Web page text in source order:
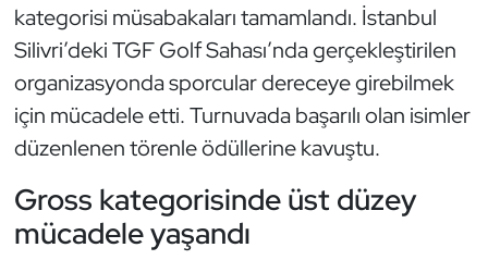
kategorisi müsabakaları tamamlandı. İstanbul
Silivri’deki TGF Golf Sahası’nda gerçekleştirilen
organizasyonda sporcular dereceye girebilmek
için mücadele etti. Turnuvada başarılı olan isimler
düzenlenen törenle ödüllerine kavuştu.
Gross kategorisinde üst düzey
mücadele yaşandı
Eskrim
Futsal
Golf